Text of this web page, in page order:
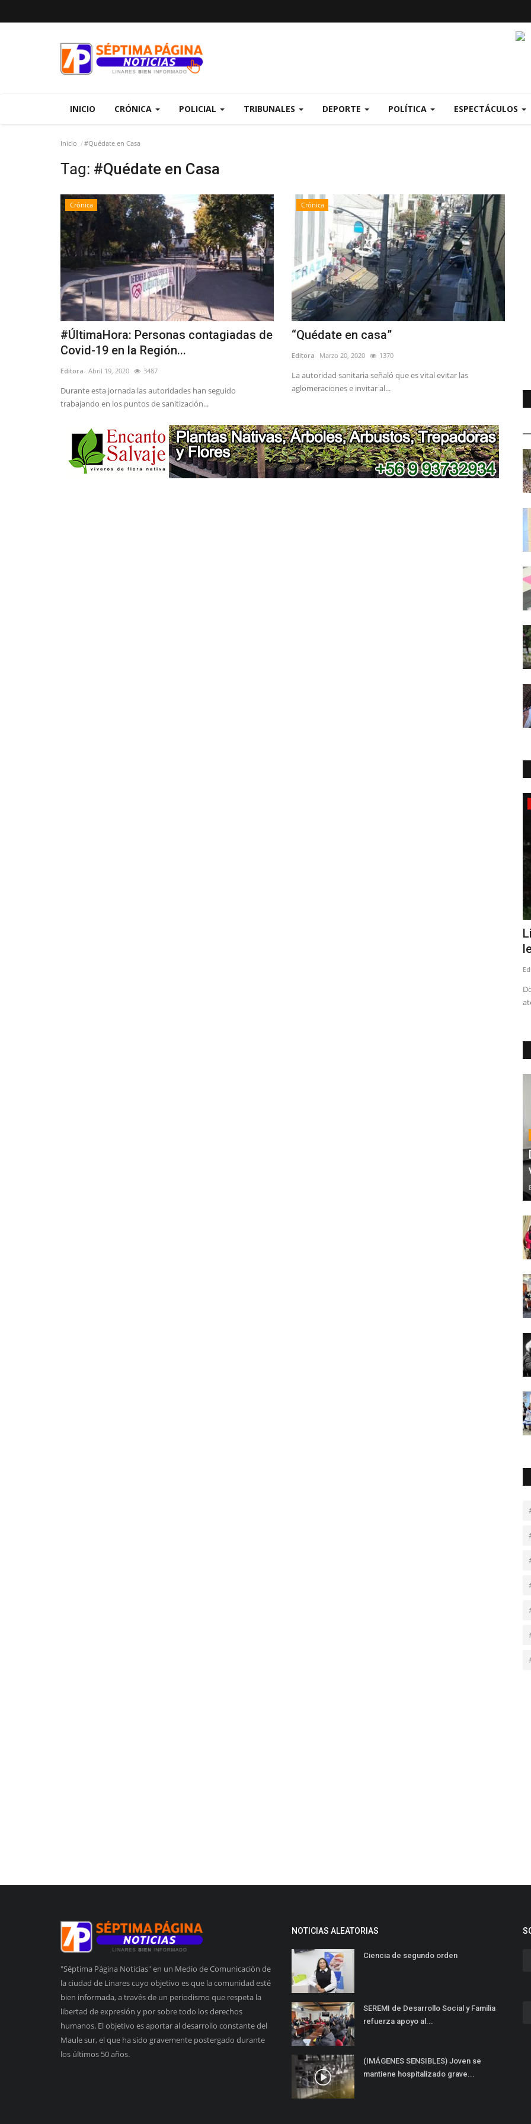
INICIO CRÓNICA POLICIAL TRIBUNALES DEPORTE POLÍTICA ESPECTÁCULOS
Inicio #Quédate en Casa
Tag: #Quédate en Casa
Crónica
#ÚltimaHora: Personas contagiadas de
Covid-19 en la Región...
Editora Abril 19, 2020 3487
Durante esta jornada las autoridades han seguido
trabajando en los puntos de sanitización...
Crónica
“Quédate en casa”
Editora Marzo 20, 2020 1370
La autoridad sanitaria señaló que es vital evitar las
aglomeraciones e invitar al...
"Séptima Página Noticias" en un Medio de Comunicación de
la ciudad de Linares cuyo objetivo es que la comunidad esté
bien informada, a través de un periodismo que respeta la
libertad de expresión y por sobre todo los derechos
humanos. El objetivo es aportar al desarrollo constante del
Maule sur, el que ha sido gravemente postergado durante
los últimos 50 años.
NOTICIAS ALEATORIAS
Ciencia de segundo orden
SEREMI de Desarrollo Social y Familia
refuerza apoyo al...
(IMÁGENES SENSIBLES) Joven se
mantiene hospitalizado grave...